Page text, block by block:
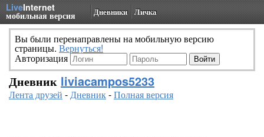
LiveInternet
мобильная версия Дневники Личка
Вы были перенаправлены на мобильную версию
страницы. Вернуться!
Авторизация
Дневник liviacampos5233
Лента друзей -Дневник-Полная версия